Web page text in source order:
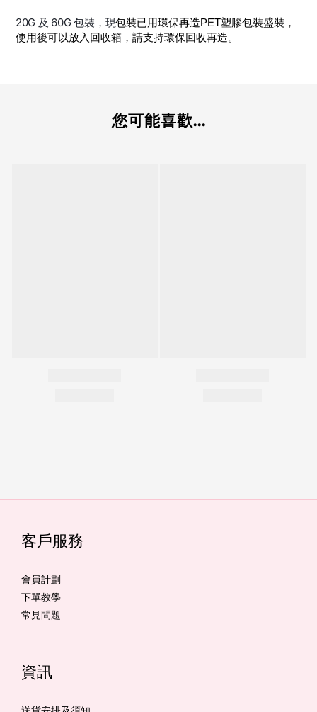
20G 及 60G 包裝，現包裝已用環保再造PET塑膠包裝盛裝，
使用後可以放入回收箱，請支持環保回收再造。
您可能喜歡...
客戶服務
會員計劃
下單教學
常見問題
資訊